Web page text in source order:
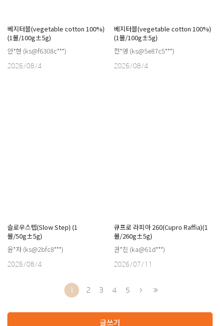
베지터블(vegetable cotton 100%)
(1볼/100g±5g)
안*현 (ks@f6308c***)
2026/08/4
베지터블(vegetable cotton 100%)
(1볼/100g±5g)
전*영 (ks@5e87c5***)
2026/08/4
슬로우스텝(Slow Step) (1
볼/50g±5g)
윤*자 (ks@2bfc8***)
2026/08/4
큐프로 라피아 260(Cupro Raffia)(1
볼/260g±5g)
권*진 (ka@61d***)
2026/07/11
1 2 3 4 5
글쓰기